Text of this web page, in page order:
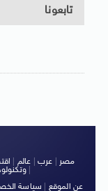
تابعونا
مصر عرب عالم
|
عن الموقع
سياسة